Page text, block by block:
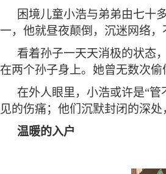
困境儿童小浩与弟弟由七十
一，他就昼夜颠倒，沉迷网络
看着孙子一天天消极的状态
在两个孙子身上。她曾无数次
在外人眼里，小浩或许是“管
见的伤痛；他们沉默封闭的深
温暖的入户